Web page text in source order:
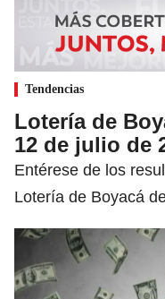
Tendencias
Lotería de
12 de julio de
Entérese de los
Lotería de Boyacá